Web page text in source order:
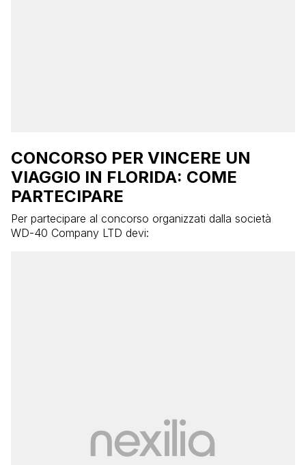
CONCORSO PER VINCERE UN
VIAGGIO IN FLORIDA: COME
PARTECIPARE
Per partecipare al concorso organizzati dalla società
WD-40 Company LTD devi: